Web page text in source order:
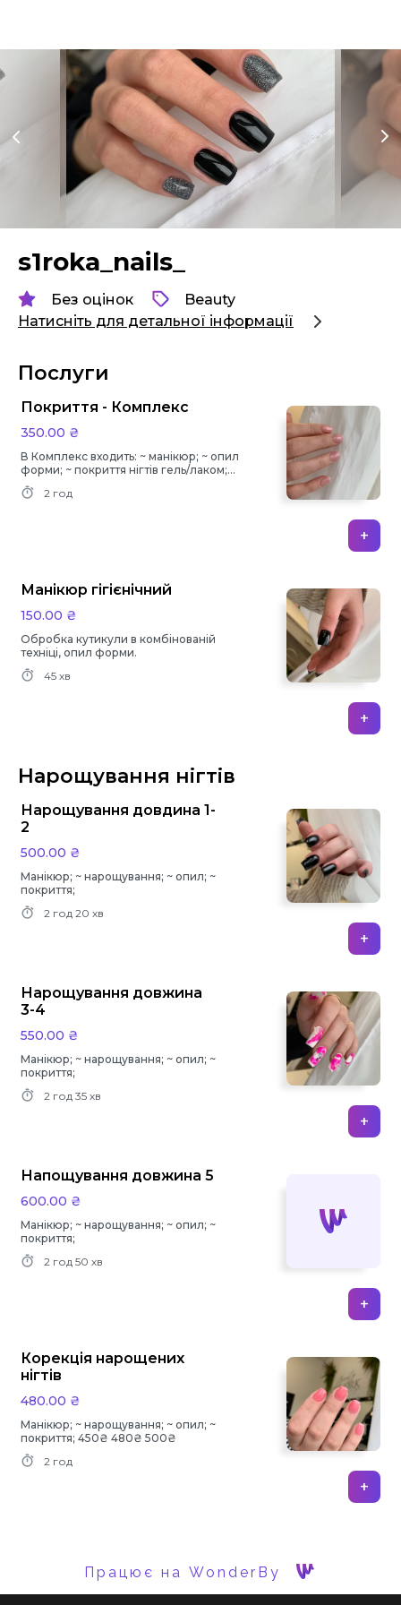
s1roka_nails_
Без оцінок
Beauty
Натисніть для детальної інформації
Послуги
Покриття - Комплекс
350.00 ₴
В Комплекс входить: ~ манікюр; ~ опил
форми; ~ покриття нігтів гель/лаком;
Додатково оплачується укріплення та
зняття.
2 год
+
Манікюр гігієнічний
150.00 ₴
Обробка кутикули в комбінованій
техніці, опил форми.
45 хв
+
Нарощування нігтів
Нарощування довдина 1-
2
500.00 ₴
Манікюр; ~ нарощування; ~ опил; ~
покриття;
2 год 20 хв
+
Нарощування довжина
3-4
550.00 ₴
Манікюр; ~ нарощування; ~ опил; ~
покриття;
2 год 35 хв
+
Напощування довжина 5
600.00 ₴
Манікюр; ~ нарощування; ~ опил; ~
покриття;
2 год 50 хв
+
Корекція нарощених
нігтів
480.00 ₴
Манікюр; ~ нарощування; ~ опил; ~
покриття; 450₴ 480₴ 500₴
2 год
+
Працює на WonderBy